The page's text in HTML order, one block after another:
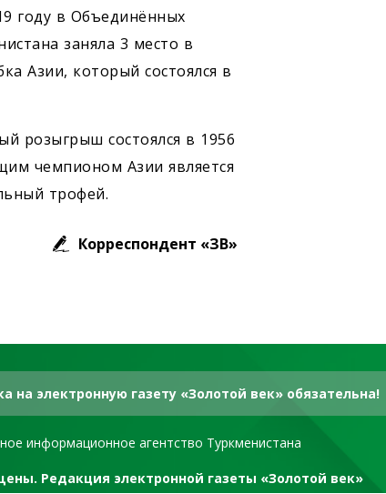
году в Объединённых
заняла 3 место в
Азии, который состоялся в
розыгрыш состоялся в 1956
чемпионом Азии является
трофей.
Корреспондент «ЗВ»
на электронную газету «Золотой век» обязательна!
информационное агентство Туркменистана
Редакция электронной газеты «Золотой век»